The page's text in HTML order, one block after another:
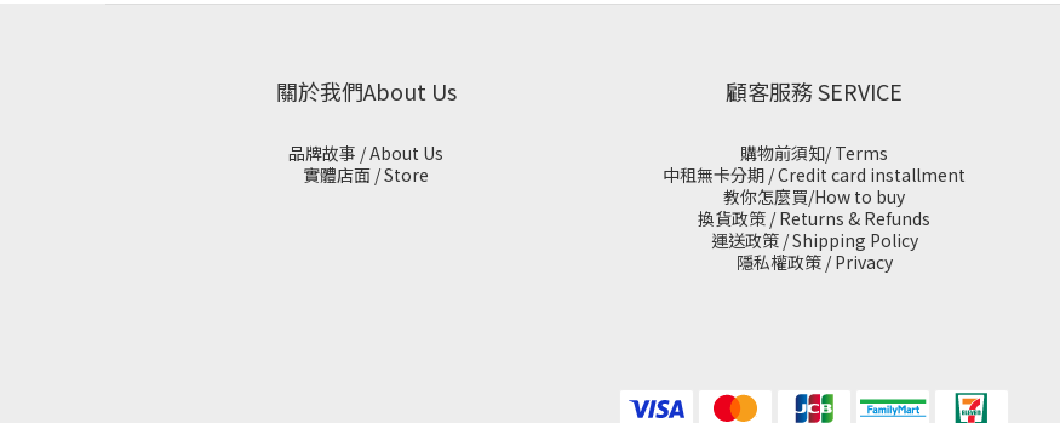
關於我們About Us
品牌故事 / About Us
實體店面 / Store
顧客服務 SERVICE
購物前須知/ Terms
中租無卡分期 / Credit card installment
教你怎麼買/How to buy
換貨政策 / Returns & Refunds
運送政策 / Shipping Policy
隱私權政策 / Privacy